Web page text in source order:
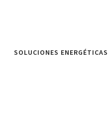
SOLUCIONES ENERGÉTICAS